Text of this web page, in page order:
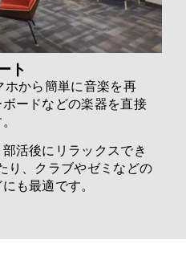
ト
から簡単に音楽を再
ードなどの楽器を直接
活後にリラックスでき
り、クラブやゼミなどの
も最適です。